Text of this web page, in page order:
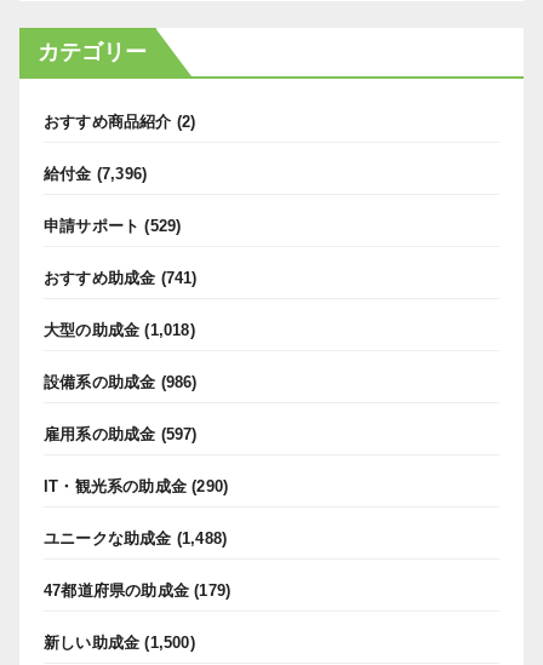
カテゴリー
おすすめ商品紹介 (2)
給付金 (7,396)
申請サポート (529)
おすすめ助成金 (741)
大型の助成金 (1,018)
設備系の助成金 (986)
雇用系の助成金 (597)
IT・観光系の助成金 (290)
ユニークな助成金 (1,488)
47都道府県の助成金 (179)
新しい助成金 (1,500)